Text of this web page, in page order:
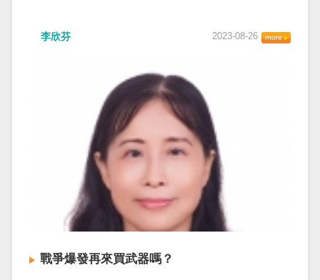
李欣芬 2023-08-26
戰爭爆發再來買武器嗎？